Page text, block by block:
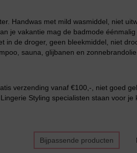
Handwas met mild wasmiddel, niet
je vakantie mag de badmode
in de droger, geen bleekmiddel, niet
sauna, glijbanen en zonnebrandolie.
verzending vanaf €100,-, niet goed
Styling specialisten staan voor je
Bijpassende producten